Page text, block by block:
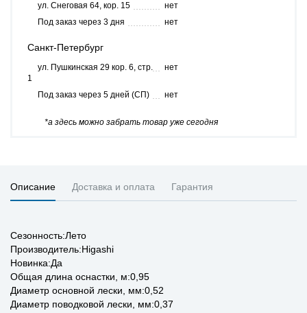
ул. Снеговая 64, кор. 15
нет
Под заказ через 3 дня
нет
Санкт-Петербург
ул. Пушкинская 29 кор. 6, стр.
1
нет
Под заказ через 5 дней (СП) нет
*а здесь можно забрать товар уже сегодня
Описание Доставка и оплата Гарантия
Сезонность:Лето
Производитель:Higashi
Новинка:Да
Общая длина оснастки, м:0,95
Диаметр основной лески, мм:0,52
Диаметр поводковой лески, мм:0,37